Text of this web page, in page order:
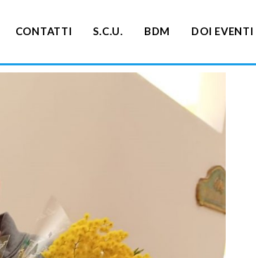
CONTATTI S.C.U. BDM DOI EVENTI